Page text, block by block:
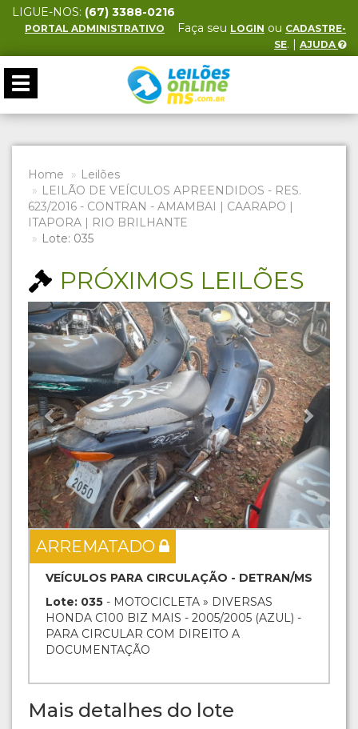
LIGUE-NOS: (67) 3388-0216
PORTAL ADMINISTRATIVO Faça seu LOGIN ou CADASTRE-
SE. | AJUDA
Toggle
navigation
Home
Leilões
LEILÃO DE VEÍCULOS APREENDIDOS - RES.
623/2016 - CONTRAN - AMAMBAI | CAARAPO |
ITAPORA | RIO BRILHANTE
Lote: 035
PRÓXIMOS LEILÕES
Previous Next
ARREMATADO
VEÍCULOS PARA CIRCULAÇÃO - DETRAN/MS
Lote: 035 - MOTOCICLETA » DIVERSAS
HONDA C100 BIZ MAIS - 2005/2005 (AZUL) -
PARA CIRCULAR COM DIREITO A
DOCUMENTAÇÃO
Mais detalhes do lote